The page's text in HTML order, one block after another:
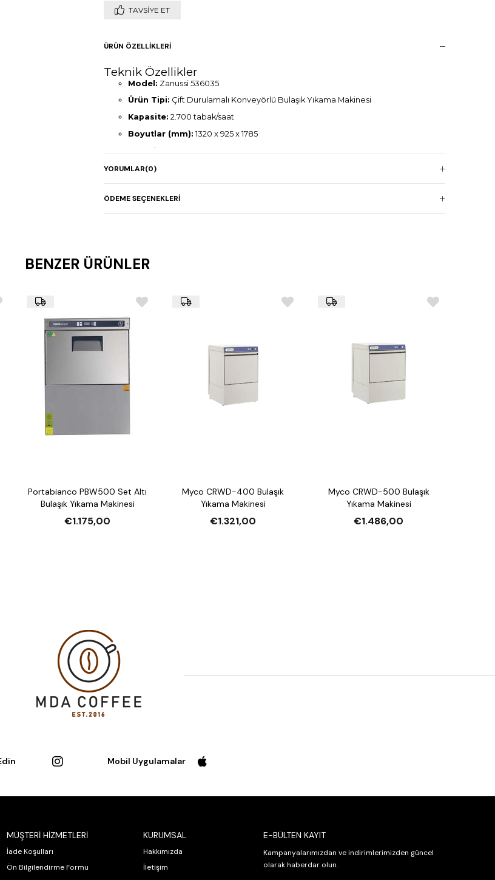
TAVSIYE ET
ÜRÜN ÖZELLIKLERI
Teknik Özellikler
Model: Zanussi 536035
Ürün Tipi: Çift Durulamalı Konveyörlü Bulaşık Yıkama Makinesi
Kapasite: 2.700 tabak/saat
Boyutlar (mm): 1320 x 925 x 1785
Voltaj:380 V
Ağırlık:237 kg
Ekran:Dokunmatik kontrol paneli
YORUMLAR(0)
ÖDEME SEÇENEKLERI
BENZER ÜRÜNLER
Portabianco PBW500 Set Altı
Bulaşık Yıkama Makinesi
€1.175,00
Myco CRWD-400 Bulaşık
Yıkama Makinesi
€1.321,00
Myco CRWD-500 Bulaşık
Yıkama Makinesi
€1.486,00
Mobil Uygulamalar
MÜŞTERİ HİZMETLERİ
İade Koşulları
Ön Bilgilendirme Formu
KURUMSAL
Hakkımızda
İletişim
E-BÜLTEN KAYIT
Kampanyalarımızdan ve indirimlerimizden güncel
olarak haberdar olun.